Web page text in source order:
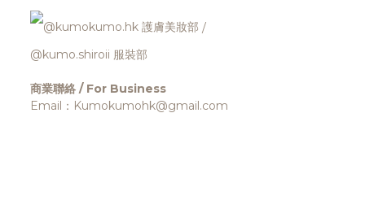
@kumokumo.hk 護膚美妝部 /
@kumo.shiroii 服裝部
商業聯絡 / For Business
Email：Kumokumohk@gmail.com